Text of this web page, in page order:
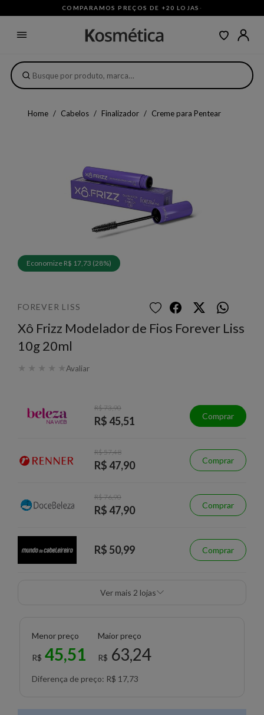
COMPARAMOS PREÇOS DE +20 LOJAS ·
Home Cabelos Finalizador Creme para Pentear
Economize R$ 17,73 (28%)
FOREVER LISS
Xô Frizz Modelador de Fios Forever Liss
10g 20ml
★ ★ ★ ★ ★Avaliar
R$ 73,90
R$ 45,51 Comprar
R$ 57,48
R$ 47,90 Comprar
R$ 76,90
R$ 47,90 Comprar
R$ 50,99 Comprar
Ver mais 2 lojas
Menor preço
R$ 45,51
Maior preço
R$ 63,24
Diferença de preço: R$ 17,73